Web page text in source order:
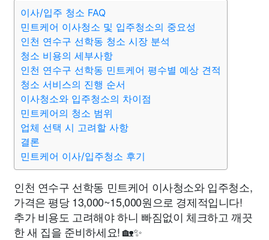
이사/입주 청소 FAQ
민트케어 이사청소 및 입주청소의 중요성
인천 연수구 선학동 청소 시장 분석
청소 비용의 세부사항
인천 연수구 선학동 민트케어 평수별 예상 견적
청소 서비스의 진행 순서
이사청소와 입주청소의 차이점
민트케어의 청소 범위
업체 선택 시 고려할 사항
결론
민트케어 이사/입주청소 후기
인천 연수구 선학동 민트케어 이사청소와 입주청소,
가격은 평당 13,000~15,000원으로 경제적입니다!
추가 비용도 고려해야 하니 빠짐없이 체크하고 깨끗
한 새 집을 준비하세요! 🏡✨